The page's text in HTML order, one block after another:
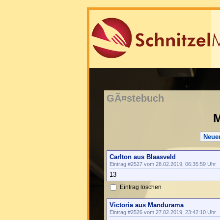
GÃ¤stebuch
Carlton aus Blaasveld
Eintrag #2527 vom 28.02.2019, 06:35:59 Uhr
13
Eintrag löschen
Victoria aus Mandurama
Eintrag #2526 vom 27.02.2019, 23:42:10 Uhr